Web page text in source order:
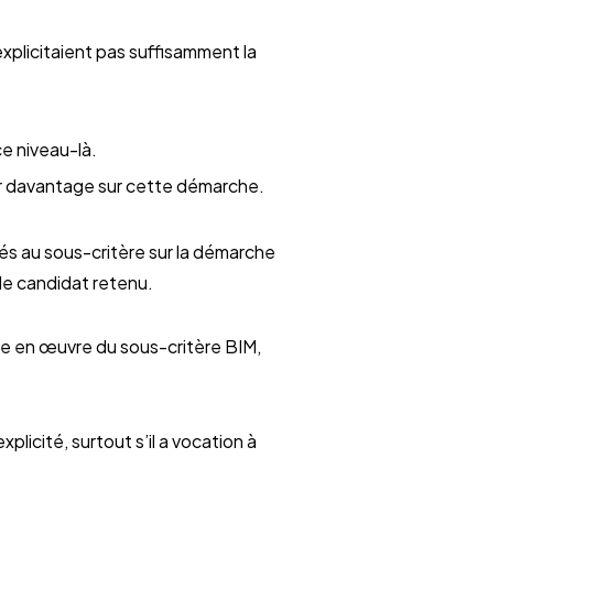
pas suffisamment la
niveau-là.
davantage sur cette démarche.
au sous-critère sur la démarche
candidat retenu.
en œuvre du sous-critère BIM,
surtout s’il a vocation à